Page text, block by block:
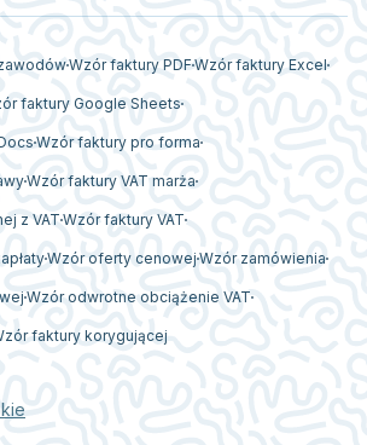
Wzór faktury PDF Wzór faktury Excel
faktury Google Sheets
Wzór faktury pro forma
Wzór faktury VAT marża
z VAT Wzór faktury VAT
Wzór oferty cenowej Wzór zamówienia
Wzór odwrotne obciążenie VAT
faktury korygującej